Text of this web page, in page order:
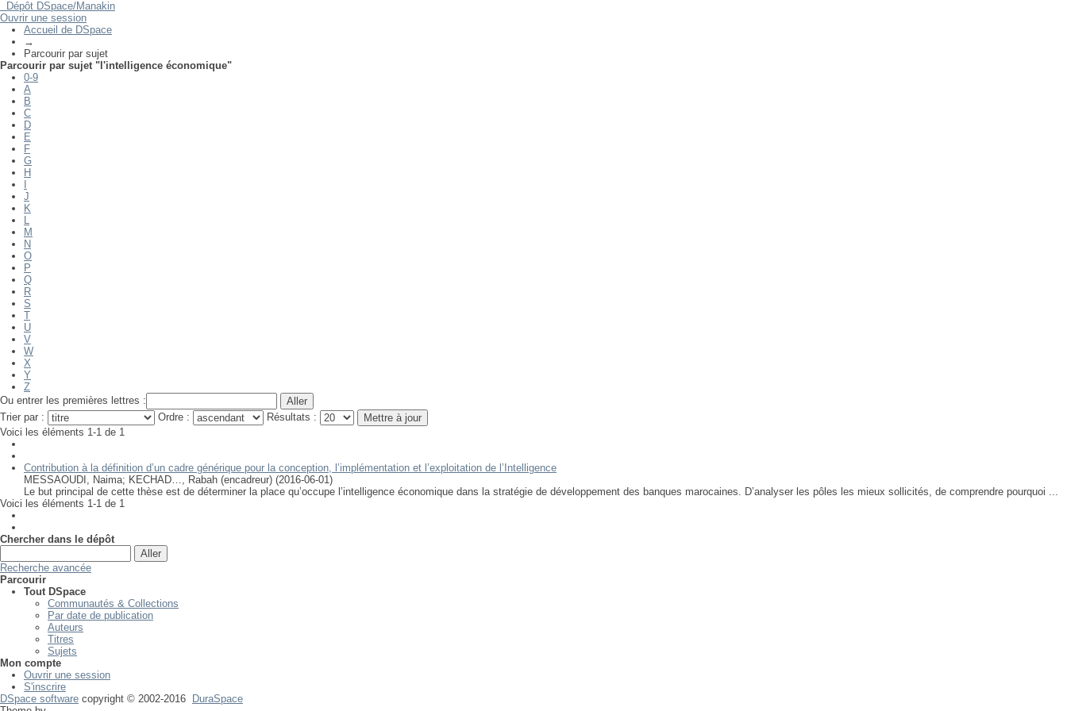
Dépôt DSpace/Manakin
Parcourir par sujet "l'intelligence économique"
Ouvrir une session
Accueil de DSpace
→
Parcourir par sujet
Parcourir par sujet "l'intelligence économique"
0-9
A
B
C
D
E
F
G
H
J
K
L
M
N
O
P
Q
R
S
T
U
V
W
X
Y
Z
Ou entrer les premières lettres :
Trier par :
Ordre :
Résultats :
Voici les éléments 1-1 de 1
Contribution à la définition d’un cadre générique pour la conception, l’implémentation et l’exploitation de l’Intelligence
MESSAOUDI, Naima; KECHAD…, Rabah (encadreur) (2016-06-01)
Le but principal de cette thèse est de déterminer la place qu’occupe l’intelligence économique dans la stratégie de développement des banques marocaines. D’analyser les pôles les mieux sollicités, de comprendre pourquoi ...
Voici les éléments 1-1 de 1
Chercher dans le dépôt
Recherche avancée
Parcourir
Tout DSpace
Communautés & Collections
Par date de publication
Auteurs
Titres
Sujets
Mon compte
Ouvrir une session
S'inscrire
DSpace software copyright © 2002-2016
DuraSpace